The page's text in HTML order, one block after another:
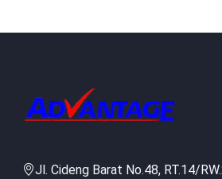
Jl. Cideng Barat No.48, RT.14/